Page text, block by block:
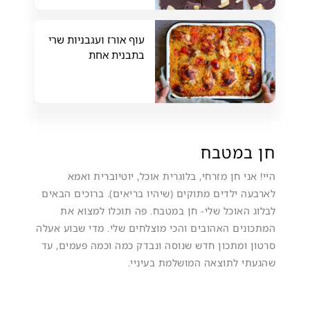
חן במטבח
היי! אני חן מזרחי, בלוגרית אוכל, יוטיוברית ואמא
לארבעה ילדים מתוקים (שיהיו בריאים). ברוכים הבאים
לבלוג האוכל שלי- חן במטבח. פה תוכלו למצוא את
המתכונים האהובים והכי מוצלחים שלי. מדי שבוע אעלה
סרטון ומתכון חדש שנוסה ונבדק כמה וכמה פעמים, עד
שהגעתי לתוצאה המושלמת בעיניי.
עוף אורז ועגבניות שרי
בתבנית אחת